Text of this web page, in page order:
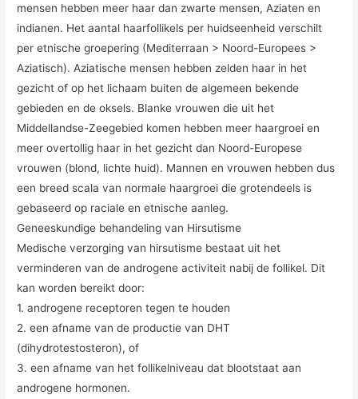
mensen hebben meer haar dan zwarte mensen, Aziaten en
indianen. Het aantal haarfollikels per huidseenheid verschilt
per etnische groepering (Mediterraan > Noord-Europees >
Aziatisch). Aziatische mensen hebben zelden haar in het
gezicht of op het lichaam buiten de algemeen bekende
gebieden en de oksels. Blanke vrouwen die uit het
Middellandse-Zeegebied komen hebben meer haargroei en
meer overtollig haar in het gezicht dan Noord-Europese
vrouwen (blond, lichte huid). Mannen en vrouwen hebben dus
een breed scala van normale haargroei die grotendeels is
gebaseerd op raciale en etnische aanleg.
Geneeskundige behandeling van Hirsutisme
Medische verzorging van hirsutisme bestaat uit het
verminderen van de androgene activiteit nabij de follikel. Dit
kan worden bereikt door:
1. androgene receptoren tegen te houden
2. een afname van de productie van DHT
(dihydrotestosteron), of
3. een afname van het follikelniveau dat blootstaat aan
androgene hormonen.